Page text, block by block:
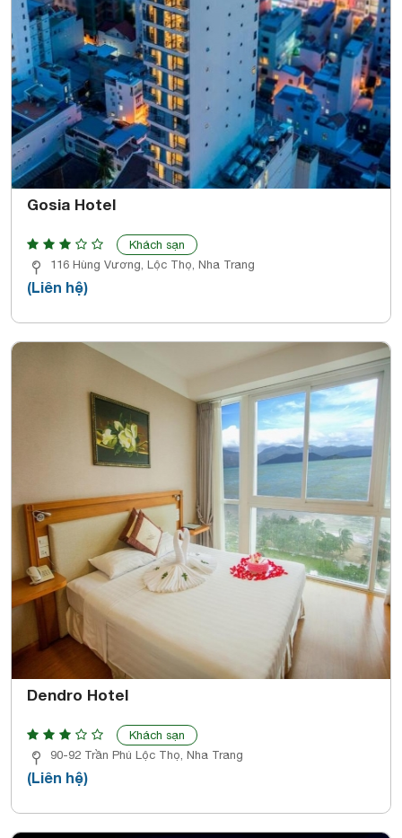
Gosia Hotel
Khách sạn
116 Hùng Vương, Lộc Thọ, Nha Trang
(Liên hệ)
Dendro Hotel
Khách sạn
90-92 Trần Phú Lộc Thọ, Nha Trang
(Liên hệ)